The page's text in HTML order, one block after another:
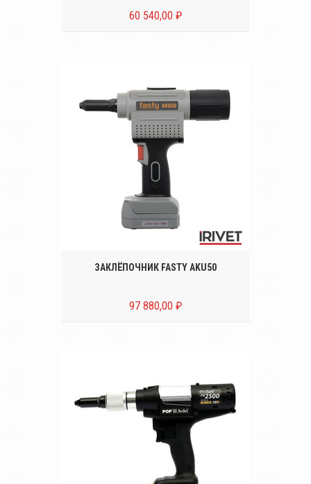
60 540,00 ₽
Беспроводной аккумуляторный
инструмент для установки вытяжных
заклёпок диаметром от Ø 2.4 до Ø 5.0
ЗАКЛЁПОЧНИК FASTY AKU50
97 880,00 ₽